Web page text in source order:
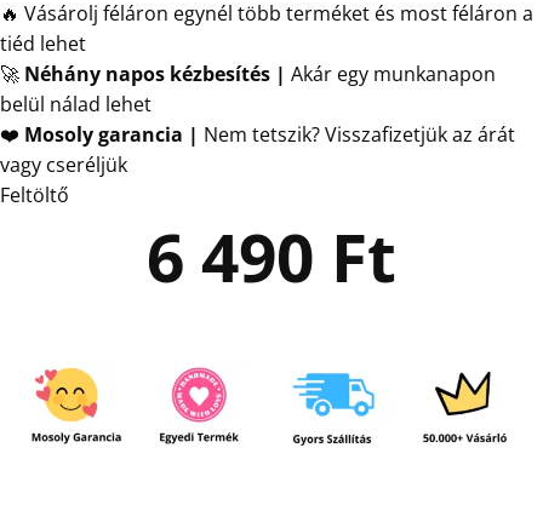
🔥 Vásárolj féláron egynél több terméket és most féláron a
tiéd lehet
🚀 Néhány napos kézbesítés | Akár egy munkanapon
belül nálad lehet
❤️ Mosoly garancia | Nem tetszik? Visszafizetjük az árát
vagy cseréljük
Feltöltő
6 490 Ft